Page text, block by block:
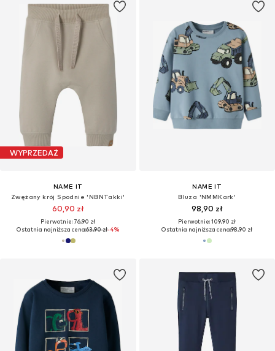
WYPRZEDAŻ
NAME IT
Zwężany krój Spodnie 'NBNTakki'
60,90 zł
Pierwotnie: 76,90 zł
Ostatnia najniższa cena:63,90 zł-4%
NAME IT
Bluza 'NMMKark'
98,90 zł
Pierwotnie: 109,90 zł
Ostatnia najniższa cena:98,90 zł